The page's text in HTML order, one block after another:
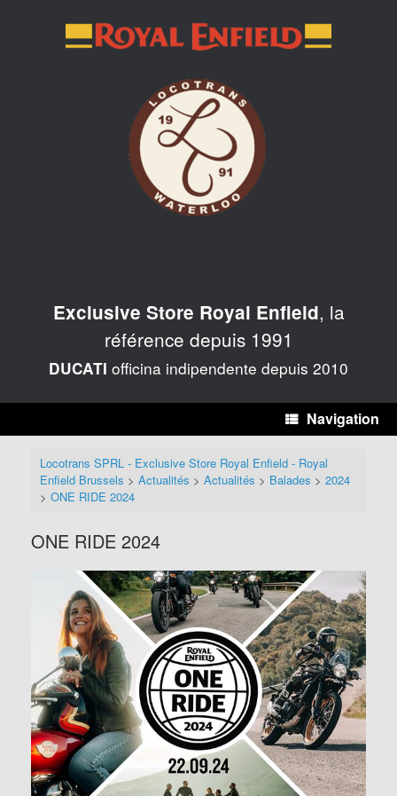
Exclusive Store Royal Enfield, la
référence depuis 1991
DUCATI officina indipendente depuis 2010
Navigation
Locotrans SPRL - Exclusive Store Royal Enfield - Royal
Enfield Brussels > Actualités > Actualités > Balades > 2024
> ONE RIDE 2024
ONE RIDE 2024